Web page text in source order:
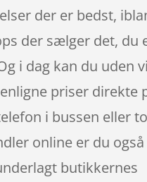
der er bedst,
der sælger det, du
i dag kan du uden
priser direkte
i bussen eller
online er du
butikkernes